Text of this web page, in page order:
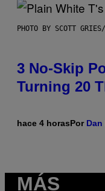
PHOTO BY SCOTT
3 No-Skip
Turning 20
hace 4 horasPor Dan
MÁS